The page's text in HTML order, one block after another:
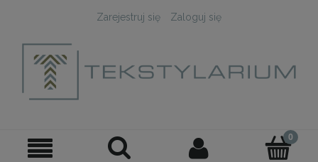
Zarejestruj się Zaloguj się